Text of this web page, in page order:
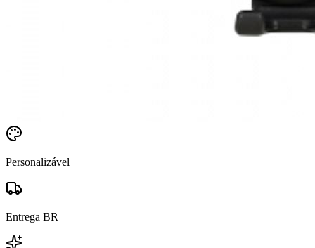
Personalizável
Entrega BR